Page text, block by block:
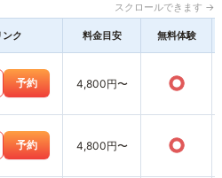
スクロールできます →
ンク 料金目安 無料体験
予約 4,800円〜 ○
予約 4,800円〜 ○